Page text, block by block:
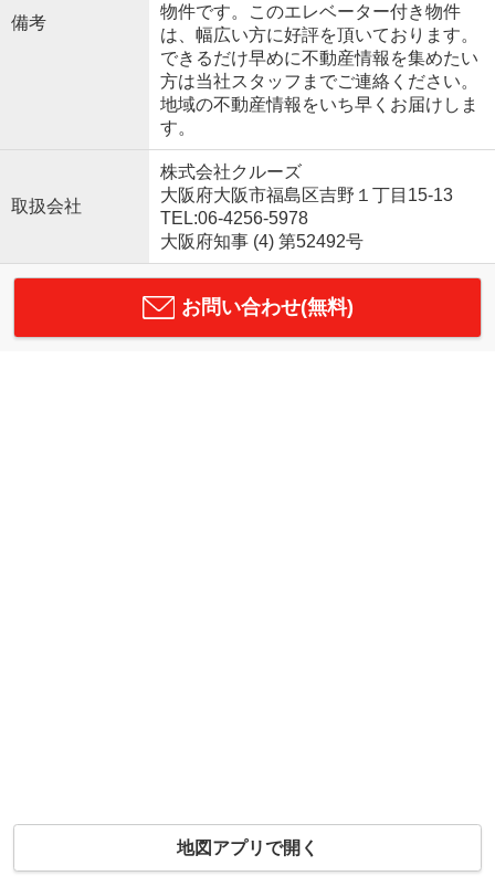
備考
物件です。このエレベーター付き物件
は、幅広い方に好評を頂いております。
できるだけ早めに不動産情報を集めたい
方は当社スタッフまでご連絡ください。
地域の不動産情報をいち早くお届けしま
す。
取扱会社
株式会社クルーズ
大阪府大阪市福島区吉野１丁目15-13
TEL:06-4256-5978
大阪府知事 (4) 第52492号
お問い合わせ(無料)
地図アプリで開く